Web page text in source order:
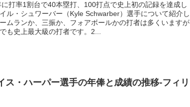
打率1割台で40本塁打、100打点で史上初の記録を達成し
ル・シュワーバー（Kyle Schwarber）選手について紹介し
ムランか、三振か、フォアボールかの打者は多くいますが
も史上最大級の打者です。2...
ス・ハーパー選手の年俸と成績の推移-フィ